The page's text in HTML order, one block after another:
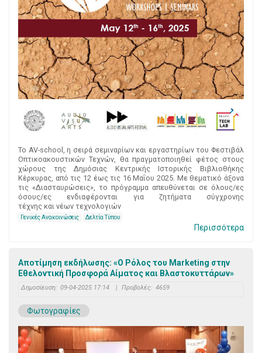
Το AV-school, η σειρά σεμιναρίων και εργαστηρίων του Φεστιβάλ
Οπτικοακουστικών Τεχνών, θα πραγματοποιηθεί φέτος στους
χώρους της Δημόσιας Κεντρικής Ιστορικής Βιβλιοθήκης
Κέρκυρας, από τις 12 έως τις 16 Μαΐου 2025. Με θεματικό άξονα
τις «Διασταυρώσεις», το πρόγραμμα απευθύνεται σε όλους/ες
όσους/ες ενδιαφέρονται για ζητήματα σύγχρονης
τέχνης και νέων τεχνολογιών
Γενικές Ανακοινώσεις Δελτία Τύπου
Περισσότερα
Αποτίμηση εκδήλωσης: «Ο Ρόλος του Marketing στην
Εθελοντική Προσφορά Αίματος και Βλαστοκυττάρων»
Δημοσίευση: 09-04-2025 17:14 | Προβολές: 4659
Φωτογραφίες